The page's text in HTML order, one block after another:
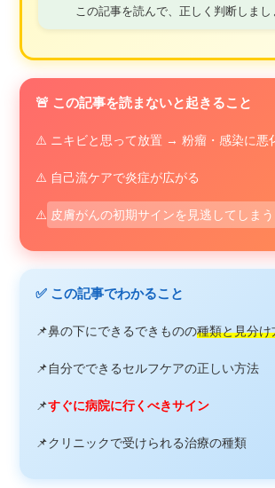
この記事を読んで、正しく判断しまし
🚨 この記事を読まないと起きること
⚠️ ニキビと思って放置 → 粉瘤・感染に悪
⚠️ 自己流ケアで炎症が広がる
⚠️ 皮膚がんの初期サインを見逃してしまう
✅ この記事でわかること
📌鼻の下にできるできものの種類と見分け
📌自分でできるセルフケアの正しい方法
📌すぐに病院に行くべきサイン
📌クリニックで受けられる治療の種類